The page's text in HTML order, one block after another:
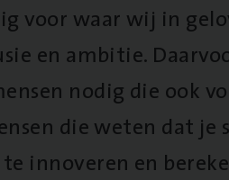
voor waar wij in
en ambitie.
nodig die ook
die weten dat
innoveren en